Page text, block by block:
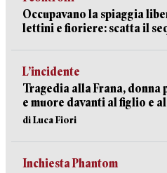
Occupavano la spiaggia
lettini e fioriere: scatta il
L’incidente
Tragedia alla Frana,
e muore davanti al figlio e
di Luca Fiori
Inchiesta Phantom